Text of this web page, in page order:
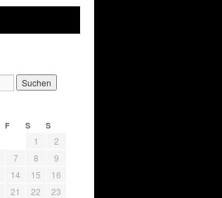
F S S
1
2
7 8
9
14 15
16
21 22
23